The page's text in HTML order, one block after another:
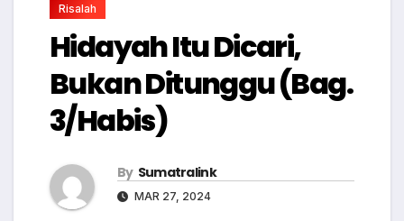
Risalah
Hidayah Itu Dicari,
Bukan Ditunggu (Bag.
3/Habis)
By Sumatralink
MAR 27, 2024